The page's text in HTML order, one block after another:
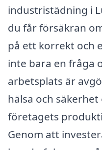
industristädning i
du får försäkran
på ett korrekt och
inte bara en fråga
arbetsplats är
hälsa och
företagets
Genom att